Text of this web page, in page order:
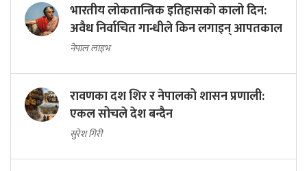
भारतीय लोकतान्त्रिक इतिहासको कालो दिन:
अवैध निर्वाचित गान्धीले किन लगाइन् आपतकाल
नेपाल लाइभ
रावणका दश शिर र नेपालको शासन प्रणाली:
एकल सोचले देश बन्दैन
सुरेश गिरी